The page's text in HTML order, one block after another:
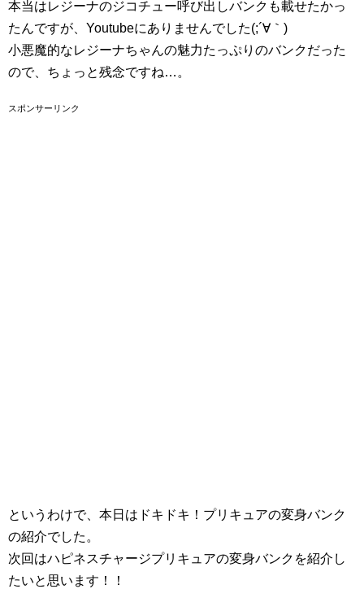
本当はレジーナのジコチュー呼び出しバンクも載せたかっ
たんですが、Youtubeにありませんでした(;´∀｀)
小悪魔的なレジーナちゃんの魅力たっぷりのバンクだった
ので、ちょっと残念ですね…。
スポンサーリンク
というわけで、本日はドキドキ！プリキュアの変身バンク
の紹介でした。
次回はハピネスチャージプリキュアの変身バンクを紹介し
たいと思います！！